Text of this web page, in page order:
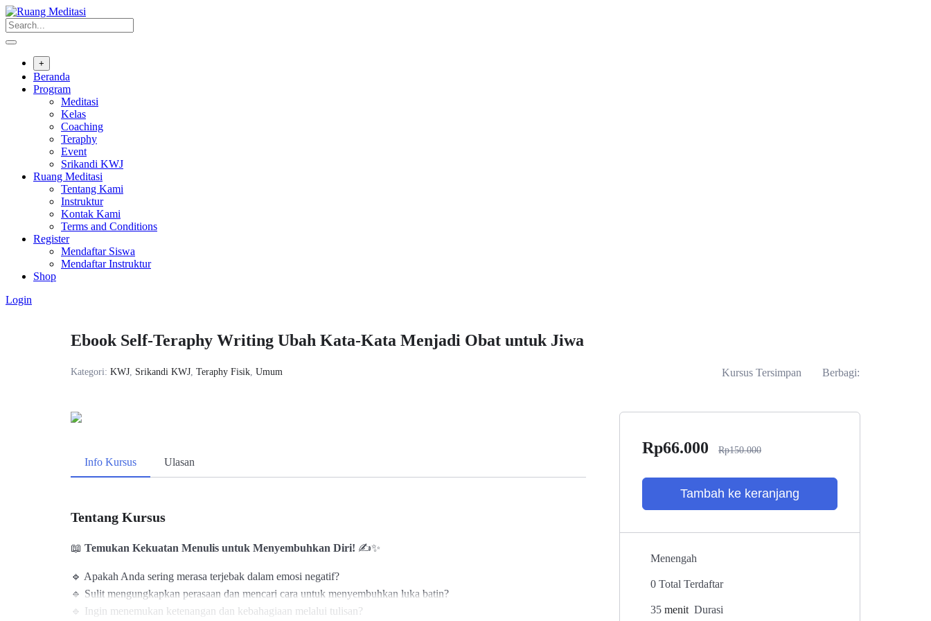
Skip
to
content
+
Beranda
Program
Meditasi
Kelas
Coaching
Teraphy
Event
Srikandi KWJ
Ruang Meditasi
Tentang Kami
Instruktur
Kontak Kami
Terms and Conditions
Register
Mendaftar Siswa
Mendaftar Instruktur
Shop
Login
Ebook Self-Teraphy Writing Ubah Kata-Kata Menjadi Obat untuk Jiwa
Kategori: KWJ, Srikandi KWJ, Teraphy Fisik, Umum Kursus Tersimpan Berbagi:
Info Kursus Ulasan
Tentang Kursus
📖 Temukan Kekuatan Menulis untuk Menyembuhkan Diri! ✍️✨
🔹 Apakah Anda sering merasa terjebak dalam emosi negatif?
🔹 Sulit mengungkapkan perasaan dan mencari cara untuk menyembuhkan luka batin?
🔹 Ingin menemukan ketenangan dan kebahagiaan melalui tulisan?
Rp66.000 Rp150.000
Tambah ke keranjang
Menengah
0 Total Terdaftar
35 menit Durasi